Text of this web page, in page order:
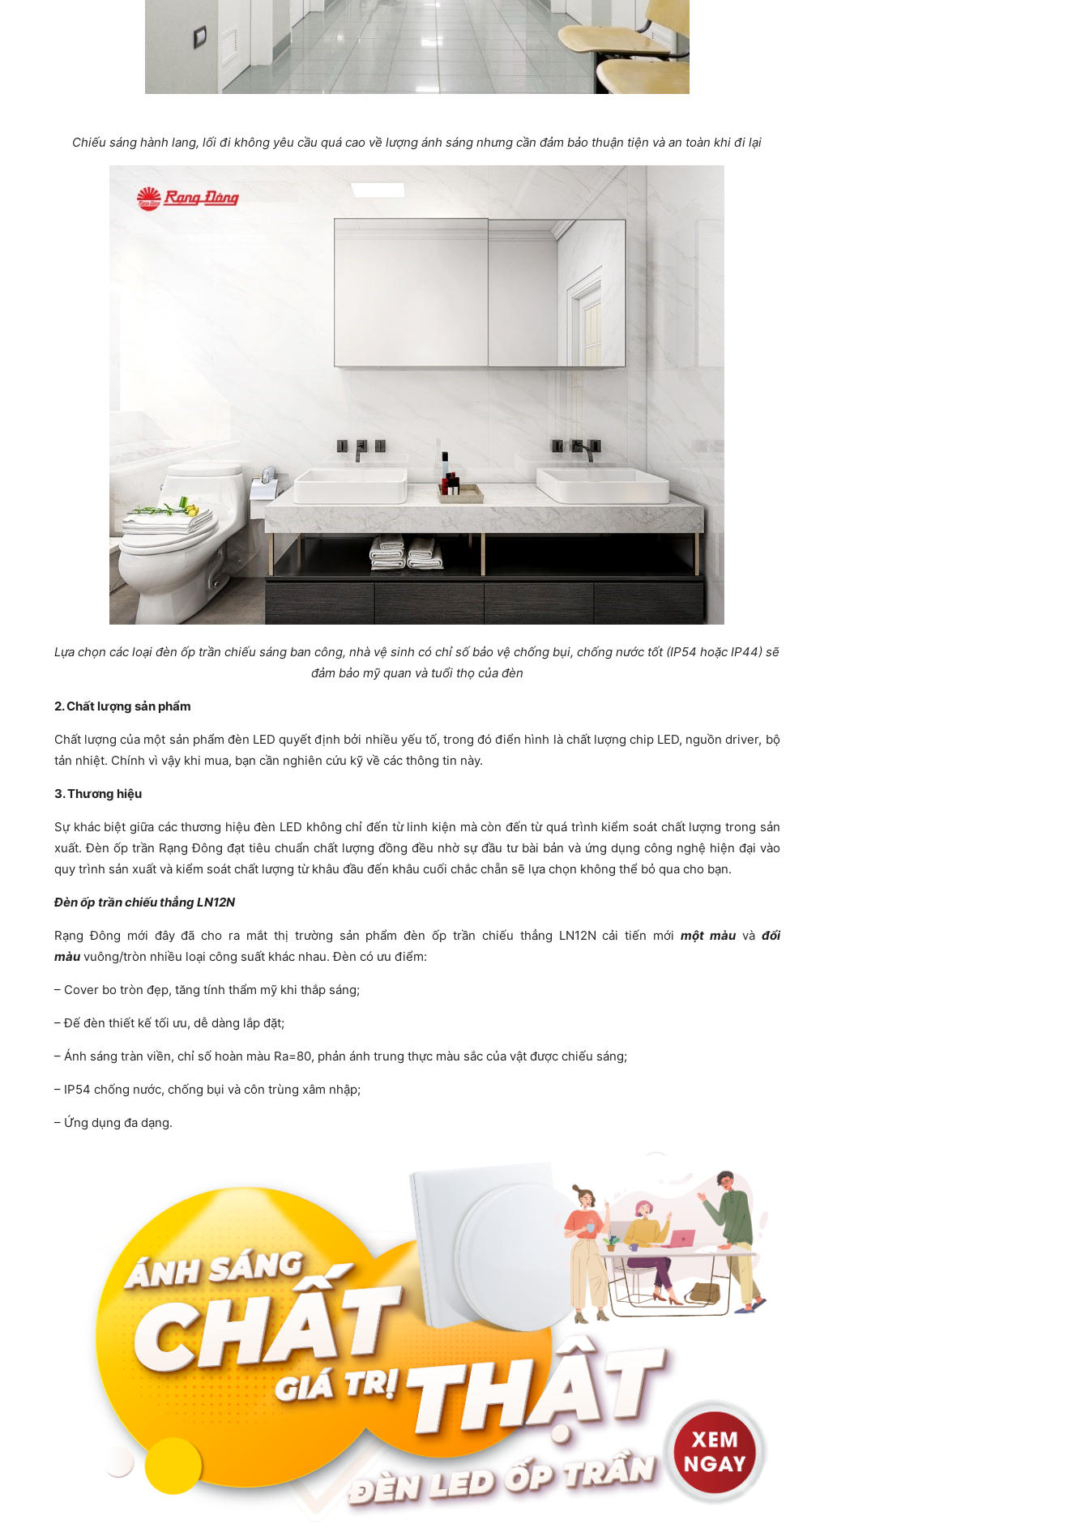
Chiếu sáng hành lang, lối đi không yêu cầu quá cao về lượng ánh sáng nhưng cần đảm bảo thuận tiện và an toàn khi đi lại
Lựa chọn các loại đèn ốp trần chiếu sáng ban công, nhà vệ sinh có chỉ số bảo vệ chống bụi, chống nước tốt (IP54 hoặc IP44) sẽ
đảm bảo mỹ quan và tuổi thọ của đèn
2. Chất lượng sản phẩm
Chất lượng của một sản phẩm đèn LED quyết định bởi nhiều yếu tố, trong đó điển hình là chất lượng chip LED, nguồn driver, bộ
tản nhiệt. Chính vì vậy khi mua, bạn cần nghiên cứu kỹ về các thông tin này.
3. Thương hiệu
Sự khác biệt giữa các thương hiệu đèn LED không chỉ đến từ linh kiện mà còn đến từ quá trình kiểm soát chất lượng trong sản
xuất. Đèn ốp trần Rạng Đông đạt tiêu chuẩn chất lượng đồng đều nhờ sự đầu tư bài bản và ứng dụng công nghệ hiện đại vào
quy trình sản xuất và kiểm soát chất lượng từ khâu đầu đến khâu cuối chắc chẵn sẽ lựa chọn không thể bỏ qua cho bạn.
Đèn ốp trần chiếu thẳng LN12N
Rạng Đông mới đây đã cho ra mắt thị trường sản phẩm đèn ốp trần chiếu thẳng LN12N cải tiến mới một màuvà đổi
màu vuông/tròn nhiều loại công suất khác nhau. Đèn có ưu điểm:
– Cover bo tròn đẹp, tăng tính thẩm mỹ khi thắp sáng;
– Đế đèn thiết kế tối ưu, dễ dàng lắp đặt;
– Ánh sáng tràn viền, chỉ số hoàn màu Ra=80, phản ánh trung thực màu sắc của vật được chiếu sáng;
– IP54 chống nước, chống bụi và côn trùng xâm nhập;
– Ứng dụng đa dạng.